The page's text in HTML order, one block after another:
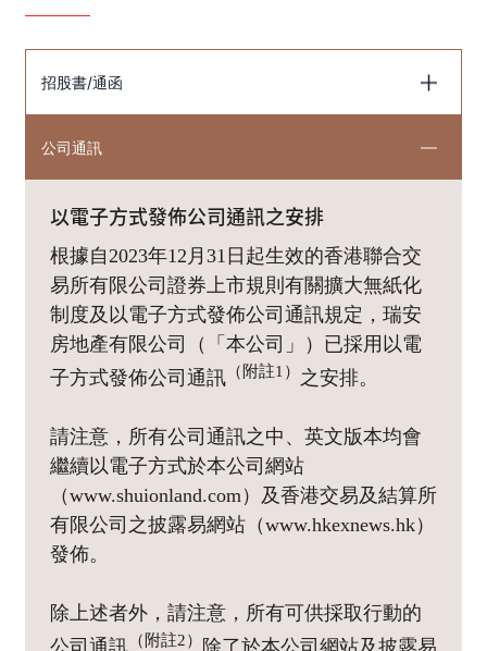
招股書/通函
公司通訊
以電子方式發佈公司通訊之安排
根據自2023年12月31日起生效的香港聯合交
易所有限公司證券上市規則有關擴大無紙化
制度及以電子方式發佈公司通訊規定，瑞安
房地產有限公司（「本公司」）已採用以電
子方式發佈公司通訊 （附註1） 之安排。
請注意，所有公司通訊之中、英文版本均會
繼續以電子方式於本公司網站
（www.shuionland.com）及香港交易及結算所
有限公司之披露易網站（www.hkexnews.hk）
發佈。
除上述者外，請注意，所有可供採取行動的
（附註2）